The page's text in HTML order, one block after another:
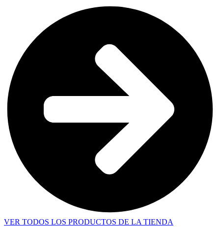
VER TODOS LOS PRODUCTOS DE LA TIENDA